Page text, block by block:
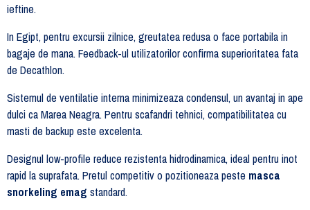
ieftine.
In Egipt, pentru excursii zilnice, greutatea redusa o face portabila in
bagaje de mana. Feedback-ul utilizatorilor confirma superioritatea fata
de Decathlon.
Sistemul de ventilatie interna minimizeaza condensul, un avantaj in ape
dulci ca Marea Neagra. Pentru scafandri tehnici, compatibilitatea cu
masti de backup este excelenta.
Designul low-profile reduce rezistenta hidrodinamica, ideal pentru inot
rapid la suprafata. Pretul competitiv o pozitioneaza peste masca
snorkeling emag standard.